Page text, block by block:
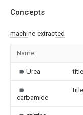
Concepts
machine-extracted
Name
Urea
carbamide